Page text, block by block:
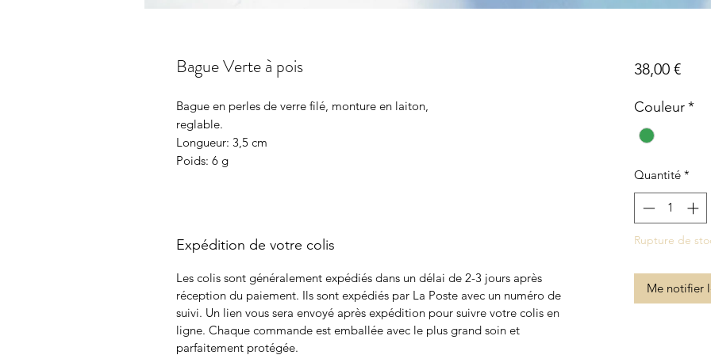
Bague Verte à pois
Bague en perles de verre filé, monture en laiton,
reglable.
Longueur: 3,5 cm
Poids: 6 g
Expédition de votre colis
Les colis sont généralement expédiés dans un délai de 2-3 jours après
réception du paiement. Ils sont expédiés par La Poste avec un numéro de
suivi. Un lien vous sera envoyé après expédition pour suivre votre colis en
ligne. Chaque commande est emballée avec le plus grand soin et
parfaitement protégée.
38,00 €Prix
Couleur*
Quantité *
Rupture de
Me notifier